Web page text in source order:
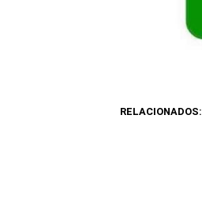
RELACIONADOS: